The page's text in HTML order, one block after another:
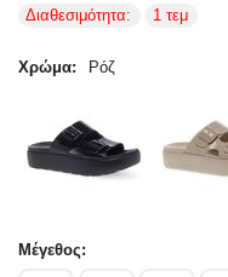
Διαθεσιμότητα: 1 τεμ
Χρώμα: Ρόζ
Μέγεθος: